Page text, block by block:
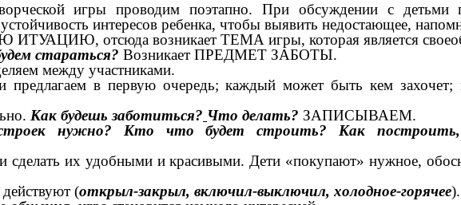
игры проводим поэтапно. При обсуждении с детьми
интересов ребенка, чтобы выявить недостающее,
отсюда возникает ТЕМА игры, которая является
стараться? Возникает ПРЕДМЕТ ЗАБОТЫ.
между участниками.
предлагаем в первую очередь; каждый может быть кем
Как будешь заботиться? Что делать? ЗАПИСЫВАЕМ.
нужно? Кто что будет строить?
Как
сделать их удобными и красивыми. Дети «покупают» нужное,
(открыл-закрыл, включил-выключил, холодное-горячее).